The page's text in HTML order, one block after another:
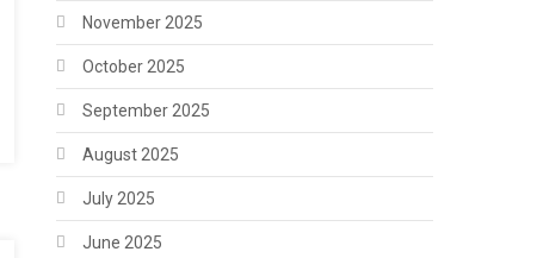
November 2025
October 2025
September 2025
August 2025
July 2025
June 2025